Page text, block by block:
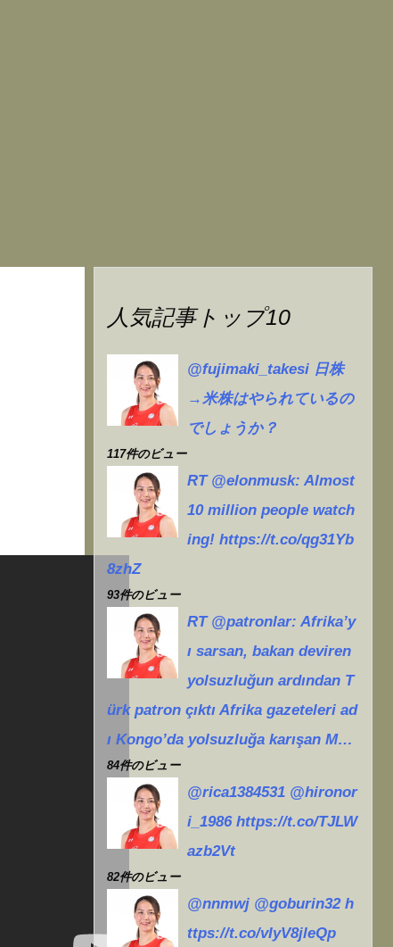
人気記事トップ10
@fujimaki_takesi 日株
→米株はやられているの
でしょうか？
117件のビュー
RT @elonmusk: Almost
10 million people watch
ing! https://t.co/qg31Yb
8zhZ
93件のビュー
RT @patronlar: Afrika’y
ı sarsan, bakan deviren
yolsuzluğun ardından T
ürk patron çıktı Afrika gazeteleri ad
ı Kongo’da yolsuzluğa karışan M…
84件のビュー
@rica1384531 @hironor
i_1986 https://t.co/TJLW
azb2Vt
82件のビュー
@nnmwj @goburin32 h
ttps://t.co/vIyV8jleQp